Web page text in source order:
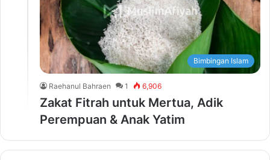
Bimbingan Islam
Raehanul Bahraen 1 6,906
Zakat Fitrah untuk Mertua, Adik
Perempuan & Anak Yatim